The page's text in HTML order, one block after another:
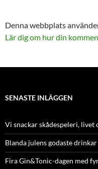
Denna webbplats
Lär dig om hur din
SENASTE INLÄGGEN
Vi snackar skådespeleri,
Blanda julens godaste drinkar
Fira Gin&Tonic-dagen med